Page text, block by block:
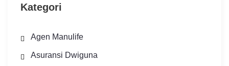
Kategori
Agen Manulife
Asuransi Dwiguna